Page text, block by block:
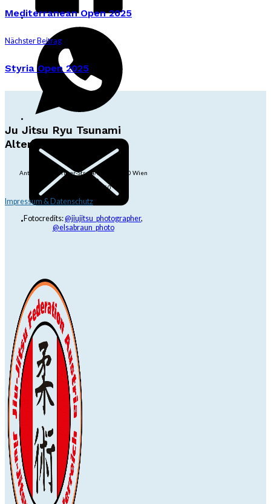
Mediterranean Open 2025
Nächster Beitrag
Styria Open 2025
Ju Jitsu Ryu Tsunami
Alterlaa
Anton-Baumgartner-Str. 44/B8/01, 1230 Wien
dojo@jjrt.at
+43 6991 171 81 60
Impressum & Datenschutz
Fotocredits:@jiujitsu_photographer,
@elsabraun_photo